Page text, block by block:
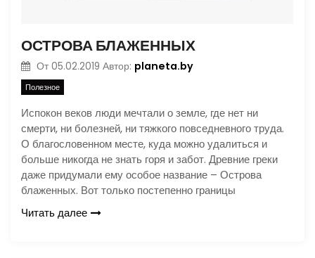
ОСТРОВА БЛАЖЕННЫХ
От 05.02.2019 Автор: planeta.by
Полезное
Испокон веков люди мечтали о земле, где нет ни
смерти, ни болезней, ни тяжкого повседневного труда.
О благословенном месте, куда можно удалиться и
больше никогда не знать горя и забот. Древние греки
даже придумали ему особое название – Острова
блаженных. Вот только постепенно границы
Читать далее